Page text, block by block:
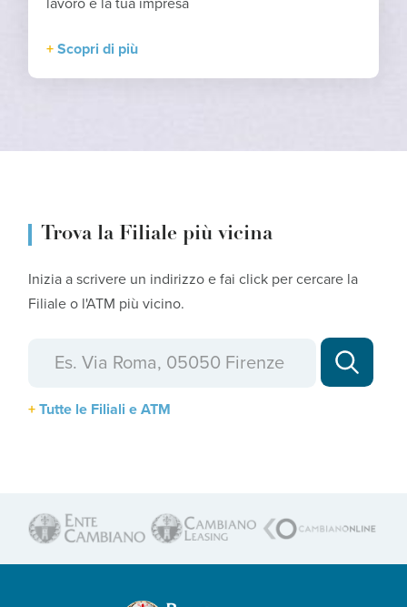
lavoro e la tua impresa
Scopri di più
Trova la Filiale più vicina
Inizia a scrivere un indirizzo e fai click per cercare la
Filiale o l'ATM più vicino.
Tutte le Filiali e ATM